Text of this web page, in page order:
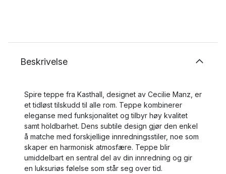
Beskrivelse
Spire teppe fra Kasthall, designet av Cecilie Manz, er
et tidløst tilskudd til alle rom. Teppe kombinerer
eleganse med funksjonalitet og tilbyr høy kvalitet
samt holdbarhet. Dens subtile design gjør den enkel
å matche med forskjellige innredningsstiler, noe som
skaper en harmonisk atmosfære. Teppe blir
umiddelbart en sentral del av din innredning og gir
en luksuriøs følelse som står seg over tid.